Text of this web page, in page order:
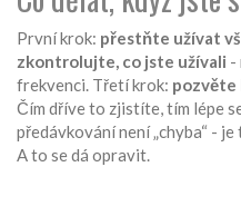
První krok: přestňte užívat
zkontrolujte, co jste užívali -
frekvenci. Třetí krok: pozvěte
Čím dříve to zjistíte, tím lépe
předávkování není „chyba“ -
A to se dá opravit.